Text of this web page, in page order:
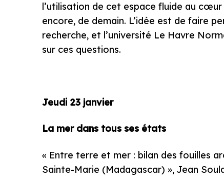
l’utilisation de cet espace fluide au cœur
encore, de demain. L’idée est de faire
recherche, et l’université Le Havre
sur ces questions.
Jeudi 23 janvier
La mer dans tous ses états
« Entre terre et mer : bilan des fouilles
Sainte-Marie (Madagascar) », Jean